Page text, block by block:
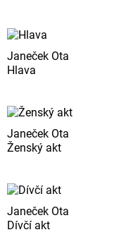
Janeček Ota
Hlava
Janeček Ota
Ženský akt
Janeček Ota
Dívčí akt